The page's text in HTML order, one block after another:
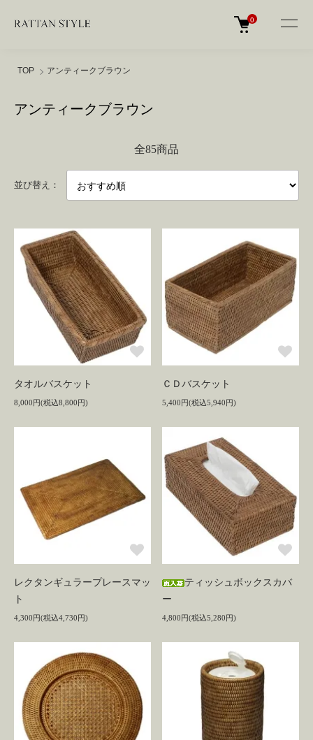
0
TOP アンティークブラウン
アンティークブラウン
全85商品
並び替え：
タオルバスケット
8,000円(税込8,800円)
ＣＤバスケット
5,400円(税込5,940円)
レクタンギュラープレースマッ
ト
4,300円(税込4,730円)
ティッシュボックスカバ
ー
4,800円(税込5,280円)